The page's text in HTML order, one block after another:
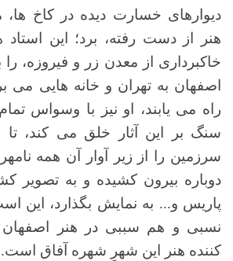
دیوارهای خسارت دیده در کاخ ها،
هنر از دست رفته، برد؛ این استاد
خاکبرداری از معدن زر و فیروزه،
اصفهان به تهران و خانه هایی می
راه می یابند، او نیز با وسواس
سنگ بر این آثار خلق می کند، تا
سرزمین را از زیر آوار آن همه
دوباره بیرون کشیده و به تصویر
پاریس و... به نمایش بگذارد، این
نسبی و هم سببی در هنر اصفهان
کننده هنر این شهرِ شهره آفاق است.